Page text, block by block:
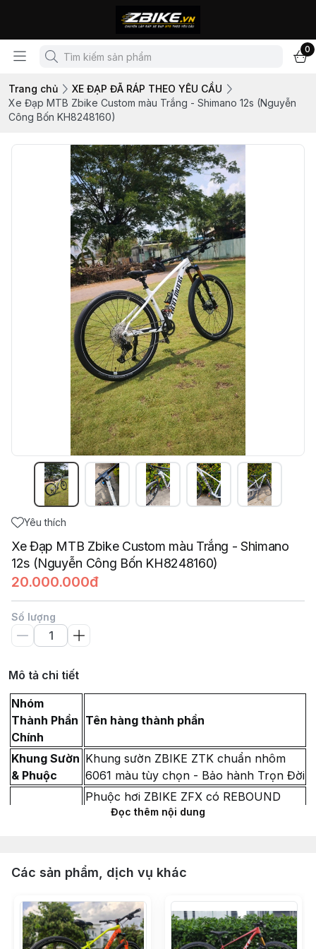
0
Trang chủ
XE ĐẠP ĐÃ RÁP THEO YÊU CẦU
Xe Đạp MTB Zbike Custom màu Trắng - Shimano 12s (Nguyễn
Công Bốn KH8248160)
Yêu thích
Xe Đạp MTB Zbike Custom màu Trắng - Shimano
12s (Nguyễn Công Bốn KH8248160)
20.000.000đ
Số lượng
Mô tả chi tiết
Nhóm
Thành Phần
Chính
Tên hàng thành phần
Khung Sườn
& Phuộc
Khung sườn ZBIKE ZTK chuẩn nhôm
6061 màu tùy chọn - Bảo hành Trọn Đời
Phuộc hơi ZBIKE ZFX có REBOUND
chuẩn QR hành trình 120mm - Bánh 29
Vòng Carbon chêm cổ phuộc 28.6 (Dày
Miếng dán Cao su bảo vệ gấp xe đạp
địa
Đọc thêm nội dung
Các sản phẩm, dịch vụ khác